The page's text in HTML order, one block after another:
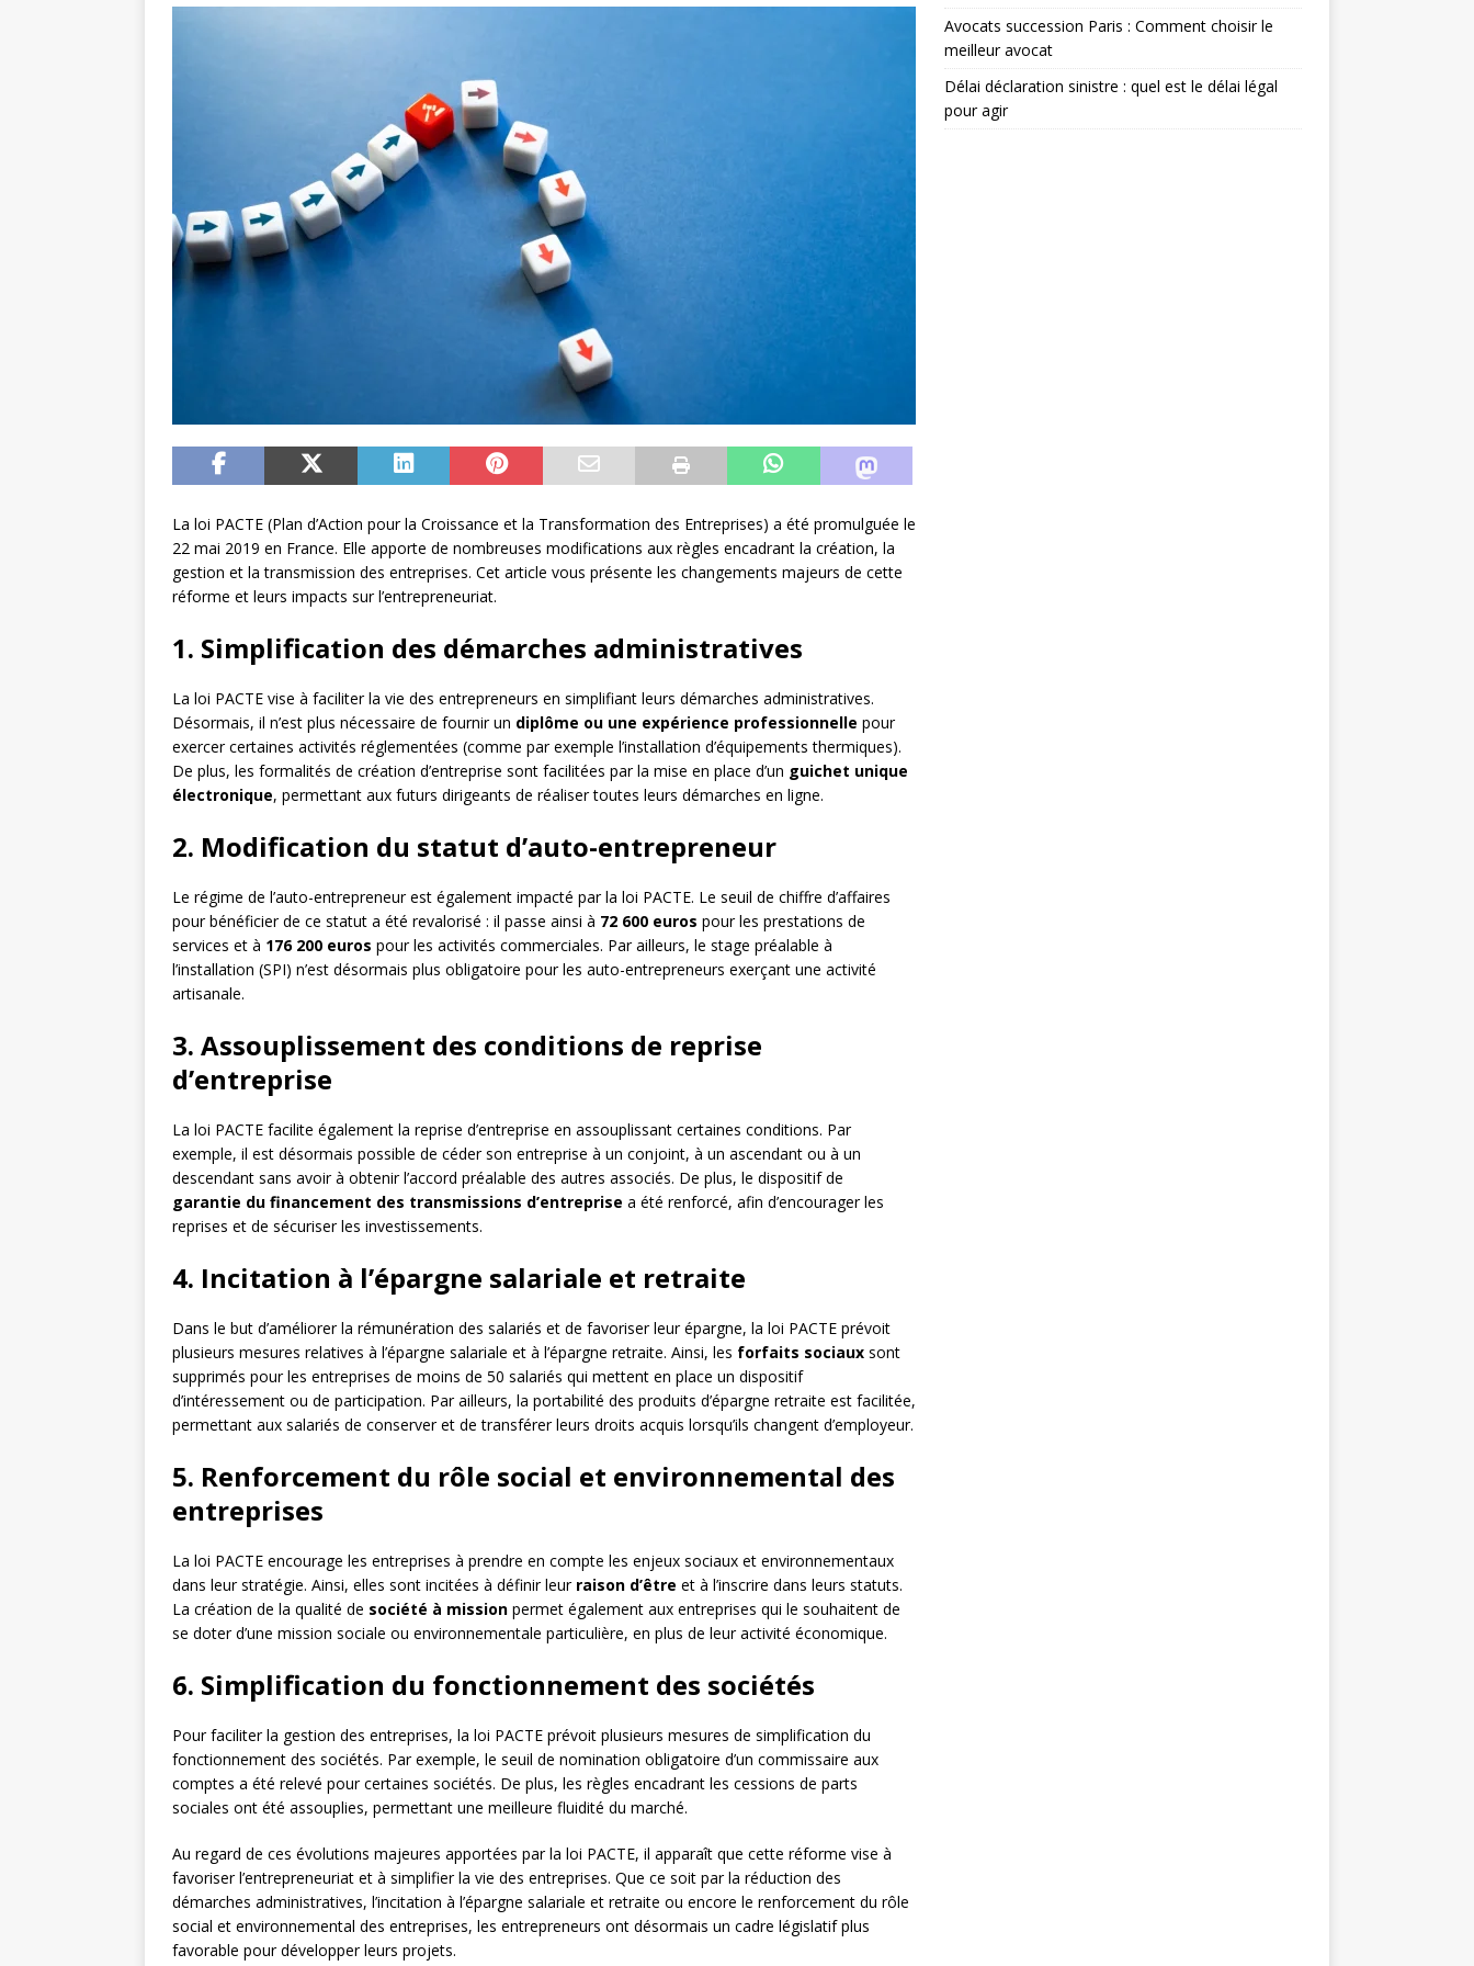
La loi PACTE (Plan d’Action pour la Croissance et la Transformation des Entreprises) a été promulguée le
22 mai 2019 en France. Elle apporte de nombreuses modifications aux règles encadrant la création, la
gestion et la transmission des entreprises. Cet article vous présente les changements majeurs de cette
réforme et leurs impacts sur l’entrepreneuriat.
1. Simplification des démarches administratives
La loi PACTE vise à faciliter la vie des entrepreneurs en simplifiant leurs démarches administratives.
Désormais, il n’est plus nécessaire de fournir un diplôme ou une expérience professionnelle pour
exercer certaines activités réglementées (comme par exemple l’installation d’équipements thermiques).
De plus, les formalités de création d’entreprise sont facilitées par la mise en place d’un guichet unique
électronique, permettant aux futurs dirigeants de réaliser toutes leurs démarches en ligne.
2. Modification du statut d’auto-entrepreneur
Le régime de l’auto-entrepreneur est également impacté par la loi PACTE. Le seuil de chiffre d’affaires
pour bénéficier de ce statut a été revalorisé : il passe ainsi à 72 600 euros pour les prestations de
services et à 176 200 euros pour les activités commerciales. Par ailleurs, le stage préalable à
l’installation (SPI) n’est désormais plus obligatoire pour les auto-entrepreneurs exerçant une activité
artisanale.
3. Assouplissement des conditions de reprise
d’entreprise
La loi PACTE facilite également la reprise d’entreprise en assouplissant certaines conditions. Par
exemple, il est désormais possible de céder son entreprise à un conjoint, à un ascendant ou à un
descendant sans avoir à obtenir l’accord préalable des autres associés. De plus, le dispositif de
garantie du financement des transmissions d’entreprise a été renforcé, afin d’encourager les
reprises et de sécuriser les investissements.
4. Incitation à l’épargne salariale et retraite
Dans le but d’améliorer la rémunération des salariés et de favoriser leur épargne, la loi PACTE prévoit
plusieurs mesures relatives à l’épargne salariale et à l’épargne retraite. Ainsi, les forfaits sociaux sont
supprimés pour les entreprises de moins de 50 salariés qui mettent en place un dispositif
d’intéressement ou de participation. Par ailleurs, la portabilité des produits d’épargne retraite est facilitée,
permettant aux salariés de conserver et de transférer leurs droits acquis lorsqu’ils changent d’employeur.
5. Renforcement du rôle social et environnemental des
entreprises
La loi PACTE encourage les entreprises à prendre en compte les enjeux sociaux et environnementaux
dans leur stratégie. Ainsi, elles sont incitées à définir leur raison d’être et à l’inscrire dans leurs statuts.
La création de la qualité de société à mission permet également aux entreprises qui le souhaitent de
se doter d’une mission sociale ou environnementale particulière, en plus de leur activité économique.
6. Simplification du fonctionnement des sociétés
Pour faciliter la gestion des entreprises, la loi PACTE prévoit plusieurs mesures de simplification du
fonctionnement des sociétés. Par exemple, le seuil de nomination obligatoire d’un commissaire aux
comptes a été relevé pour certaines sociétés. De plus, les règles encadrant les cessions de parts
sociales ont été assouplies, permettant une meilleure fluidité du marché.
Au regard de ces évolutions majeures apportées par la loi PACTE, il apparaît que cette réforme vise à
favoriser l’entrepreneuriat et à simplifier la vie des entreprises. Que ce soit par la réduction des
démarches administratives, l’incitation à l’épargne salariale et retraite ou encore le renforcement du rôle
social et environnemental des entreprises, les entrepreneurs ont désormais un cadre législatif plus
favorable pour développer leurs projets.
Avocats succession Paris : Comment choisir le
meilleur avocat
Délai déclaration sinistre : quel est le délai légal
pour agir